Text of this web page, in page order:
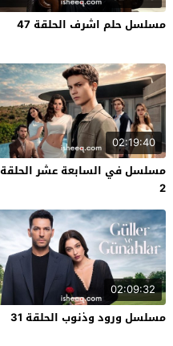
مسلسل حلم اشرف الحلقة 47
02:19:40
مسلسل في السابعة عشر الحلقة
2
02:09:32
مسلسل ورود وذنوب الحلقة 31